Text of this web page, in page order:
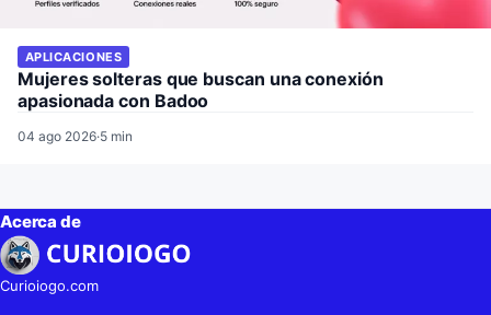
APLICACIONES
Mujeres solteras que buscan una conexión
apasionada con Badoo
04 ago 2026·5 min
Acerca de
Curioiogo.com